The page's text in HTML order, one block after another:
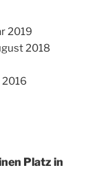
2019
2018
Platz in